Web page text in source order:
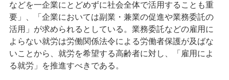
などを一企業にとどめずに社会全体で活用することも重
要」、「企業においては副業・兼業の促進や業務委託の
活用」が求められるとしている。業務委託などの雇用に
よらない就労は労働関係法令による労働者保護が及ばな
いことから、就労を希望する高齢者に対し、「雇用によ
る就労」を推進すべきである。